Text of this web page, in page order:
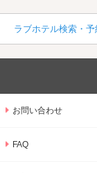
ラブホテル検索・
お問い合わせ
FAQ